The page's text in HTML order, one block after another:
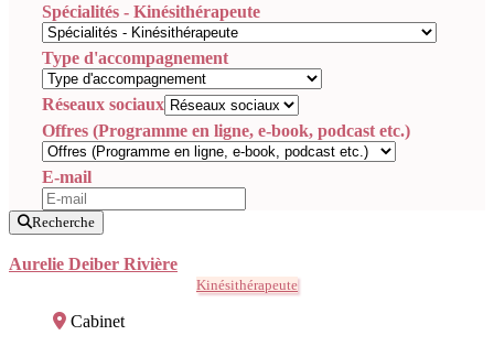
Spécialités - Kinésithérapeute
Type d'accompagnement
Réseaux sociaux
Offres (Programme en ligne, e-book, podcast etc.)
E-mail
Recherche
Aurelie Deiber Rivière
Kinésithérapeute
Cabinet